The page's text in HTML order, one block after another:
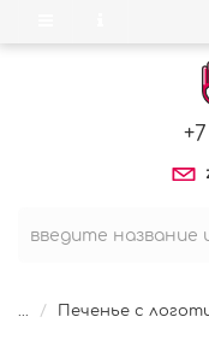
... Печенье с